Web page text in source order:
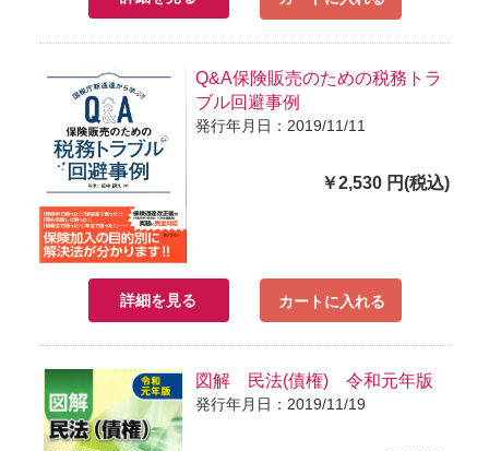
Q&A保険販売のための税務トラ
ブル回避事例
発行年月日：2019/11/11
￥2,530 円(税込)
詳細を見る カートに入れる
図解 民法(債権) 令和元年版
発行年月日：2019/11/19